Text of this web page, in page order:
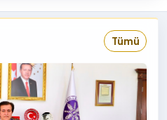
Tümü